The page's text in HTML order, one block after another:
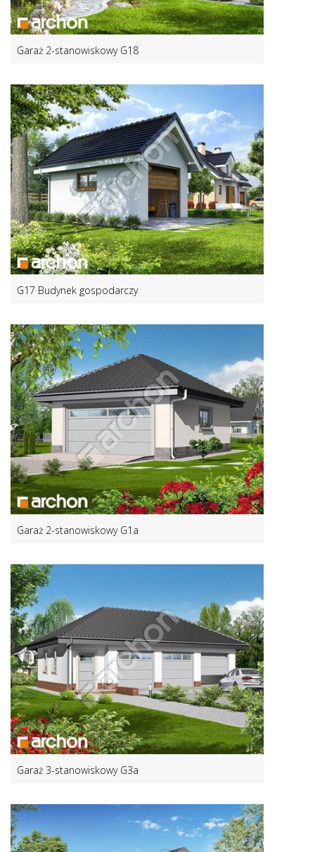
Garaż 2-stanowiskowy G18
G17 Budynek gospodarczy
Garaż 2-stanowiskowy G1a
Garaż 3-stanowiskowy G3a